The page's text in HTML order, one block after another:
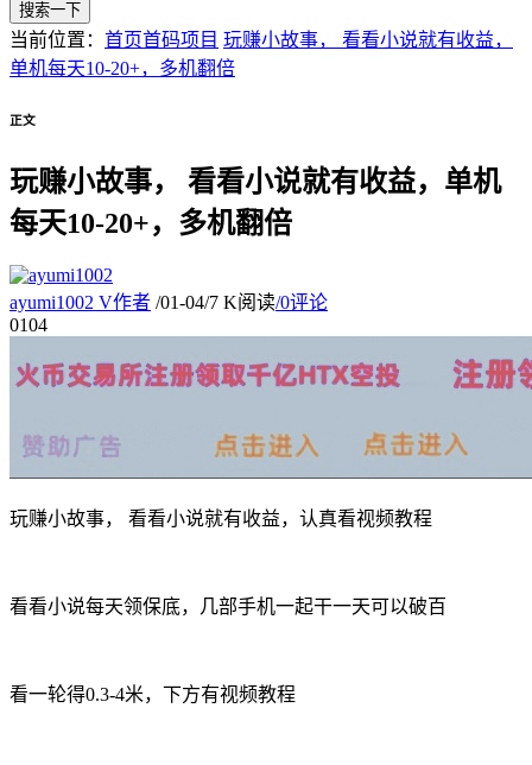
搜索一下
当前位置： 首页首码项目 玩赚小故事， 看看小说就有收益，
单机每天10-20+，多机翻倍
正文
玩赚小故事， 看看小说就有收益，单机
每天10-20+，多机翻倍
ayumi1002 V作者 /01-04/7 K阅读/0评论
0104
玩赚小故事， 看看小说就有收益，认真看视频教程
看看小说每天领保底，几部手机一起干一天可以破百
看一轮得0.3-4米，下方有视频教程